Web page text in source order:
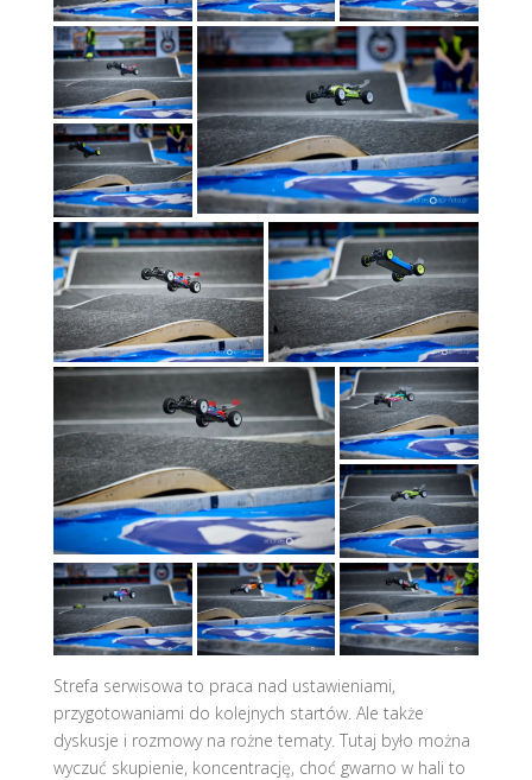
Strefa serwisowa to praca nad ustawieniami,
przygotowaniami do kolejnych startów. Ale także
dyskusje i rozmowy na rożne tematy. Tutaj było można
wyczuć skupienie, koncentrację, choć gwarno w hali to